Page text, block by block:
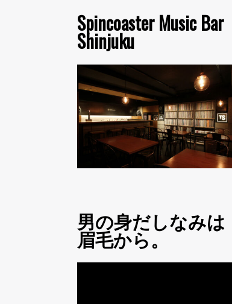
Spincoaster Music Bar
Shinjuku
男の身だしなみは
眉毛から。